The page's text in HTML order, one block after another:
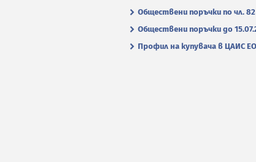
Обществени поръчки по чл.
Обществени поръчки до
Профил на купувача в ЦАИС